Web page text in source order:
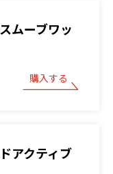
ムーブワッ
購入する
アクティブ